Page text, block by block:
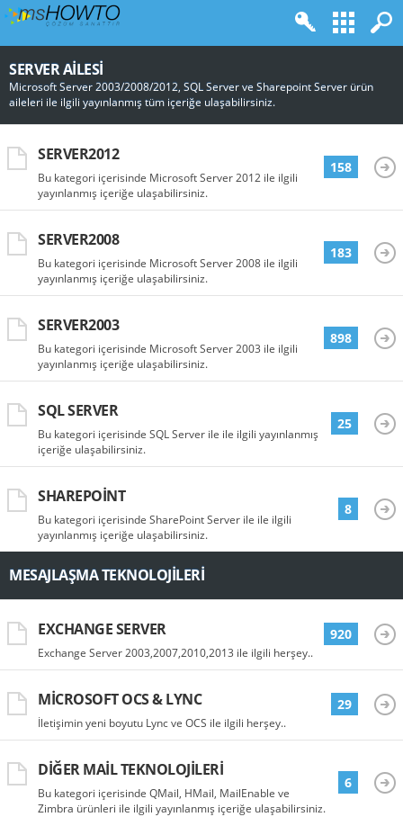
SERVER AILESI
Microsoft Server 2003/2008/2012, SQL Server ve Sharepoint Server ürün
aileleri ile ilgili yayınlanmış tüm içeriğe ulaşabilirsiniz.
SERVER2012
Bu kategori içerisinde Microsoft Server 2012 ile ilgili
yayınlanmış içeriğe ulaşabilirsiniz.
158
SERVER2008
Bu kategori içerisinde Microsoft Server 2008 ile ilgili
yayınlanmış içeriğe ulaşabilirsiniz.
183
SERVER2003
Bu kategori içerisinde Microsoft Server 2003 ile ilgili
yayınlanmış içeriğe ulaşabilirsiniz.
898
SQL SERVER
Bu kategori içerisinde SQL Server ile ile ilgili yayınlanmış
içeriğe ulaşabilirsiniz.
25
SHAREPOINT
Bu kategori içerisinde SharePoint Server ile ile ilgili
yayınlanmış içeriğe ulaşabilirsiniz.
8
MESAJLAŞMA TEKNOLOJILERI
EXCHANGE SERVER
Exchange Server 2003,2007,2010,2013 ile ilgili herşey..
920
MICROSOFT OCS & LYNC
İletişimin yeni boyutu Lync ve OCS ile ilgili herşey..
29
DIĞER MAIL TEKNOLOJILERI
Bu kategori içerisinde QMail, HMail, MailEnable ve
Zimbra ürünleri ile ilgili yayınlanmış içeriğe ulaşabilirsiniz.
6